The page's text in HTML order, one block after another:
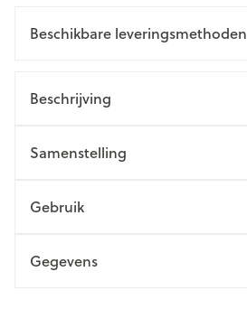
Beschikbare leveringsmethoden
Beschrijving
Samenstelling
Gebruik
Gegevens